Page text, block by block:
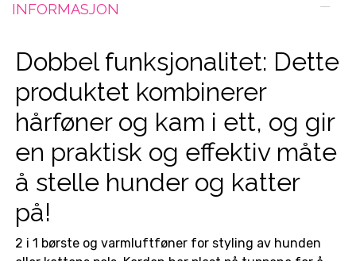
INFORMASJON
Dobbel funksjonalitet: Dette
produktet kombinerer
hårføner og kam i ett, og gir
en praktisk og effektiv måte
å stelle hunder og katter
på!
2 i 1 børste og varmluftføner for styling av hunden